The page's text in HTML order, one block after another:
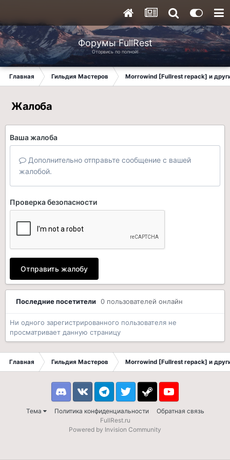
Форумы FullRest
Оторвись по полной!
Главная Гильдия Мастеров Morrowind [Fullrest repack] и
Жалоба
Ваша жалоба
Дополнительно отправьте сообщение с вашей
жалобой.
Проверка безопасности
Отправить жалобу
Последние посетители 0 пользователей онлайн
Ни одного зарегистрированного пользователя не
просматривает данную страницу
Главная Гильдия Мастеров Morrowind [Fullrest repack] и
Тема Политика конфиденциальности Обратная связь
DiscordVK TelegramTwitter Steam Youtube
FullRest.ru
Powered by Invision Community